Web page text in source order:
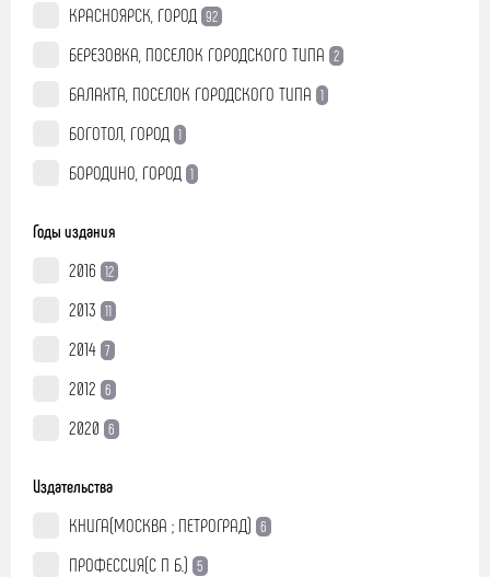
КРАСНОЯРСК, ГОРОД 92
БЕРЕЗОВКА, ПОСЕЛОК ГОРОДСКОГО ТИПА 2
БАЛАХТА, ПОСЕЛОК ГОРОДСКОГО ТИПА 1
БОГОТОЛ, ГОРОД 1
БОРОДИНО, ГОРОД 1
Годы издания
2016 12
2013 11
2014 7
2012 6
2020 6
Издательства
КНИГА(МОСКВА ; ПЕТРОГРАД) 6
ПРОФЕССИЯ(С П Б.) 5